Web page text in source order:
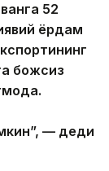
52
ёрдам
божсиз
— деди